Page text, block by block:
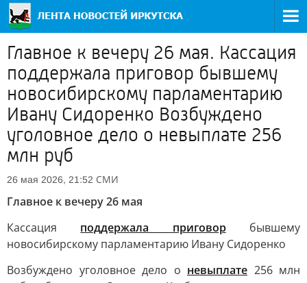
Главное к вечеру 26 мая. Кассация
поддержала приговор бывшему
новосибирскому парламентарию
Ивану Сидоренко Возбуждено
уголовное дело о невыплате 256
млн руб
26 мая 2026, 21:52 СМИ
Главное к вечеру 26 мая
Кассация поддержала приговорбывшему
новосибирскому парламентарию Ивану Сидоренко
Возбуждено уголовное дело о невыплате 256 млн